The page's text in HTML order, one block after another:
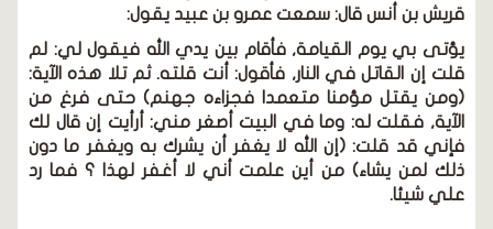
قريش بن أنس قال: سمعت عمرو بن عبيد يقول:
يؤتى بي يوم القيامة, فأقام بين يدي الله فيقول لي: لم
قلت إن القاتل في النار, فأقول: أنت قلته. ثم تلا هذه الآية:
(ومن يقتل مؤمنا متعمدا فجزاءه جهنم) حتى فرغ من
الآية, فقلت له: وما في البيت أصغر مني: أرأيت إن قال لك
فإني قد قلت: (إن الله لا يغفر أن يشرك به ويغفر ما دون
ذلك لمن يشاء)من أين علمت أني لا أغفر لهذا ؟ فما رد
علي شيئا.